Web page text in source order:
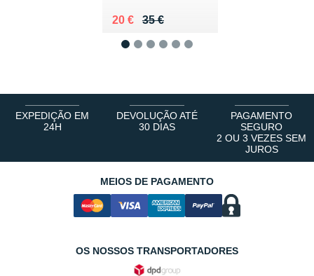
35 €
Au lieu de 35 €
20 €
Vendu 20 €
EXPEDIÇÃO EM
24H
DEVOLUÇÃO ATÉ
30 DIAS
PAGAMENTO
SEGURO
2 OU 3 VEZES SEM
JUROS
MEIOS DE PAGAMENTO
OS NOSSOS TRANSPORTADORES